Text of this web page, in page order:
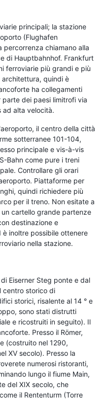
principali; la stazione
(Flughafen
percorrenza chiamano alla
di Hauptbahnhof. Frankfurt
ferroviarie più grandi e più
quindi è
ha collegamenti
dei paesi limitrofi via
ad alta velocità.
il centro della città
sotterranee 101-104,
principale e vis-à-vis
Bahn come pure i treni
Controllare gli orari
Piattaforme per
quindi richiedere più
per il treno. Non esitate a
cartello grande partenze
destinazione e
inoltre possibile ottenere
nella stazione.
Eiserner Steg ponte e dal
centro storico di
storici, risalente al 14 ° e
sono stati distrutti
e ricostruiti in seguito). Il
Presso il Römer,
(costruito nel 1290,
XV secolo). Presso la
numerosi ristoranti,
lungo il fiume Main,
del XIX secolo, che
il Rententurm (Torre